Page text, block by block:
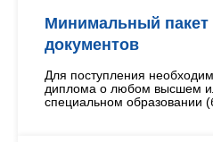
Минимальный пакет
документов
Для поступления
диплома о любом высшем
специальном образовании